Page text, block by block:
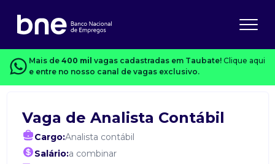
Mais de 400 mil vagas cadastradas em Taubate! Clique aqui
e entre no nosso canal de vagas exclusivo.
Vaga de Analista Contábil
Cargo:Analista contábil
Salário:a combinar